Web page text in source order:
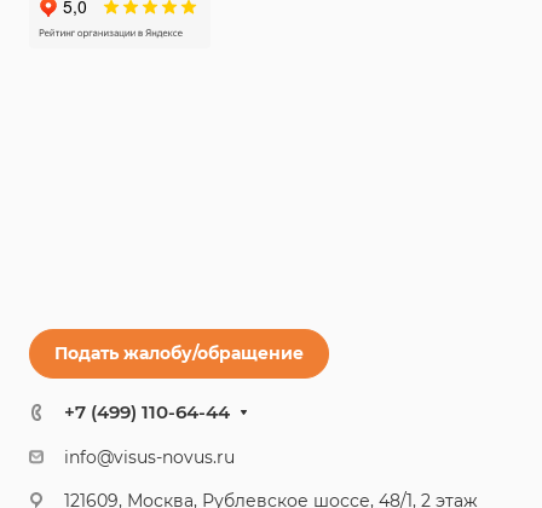
Подать жалобу/обращение
+7 (499) 110-64-44
info@visus-novus.ru
121609, Москва, Рублевское шоссе, 48/1, 2 этаж